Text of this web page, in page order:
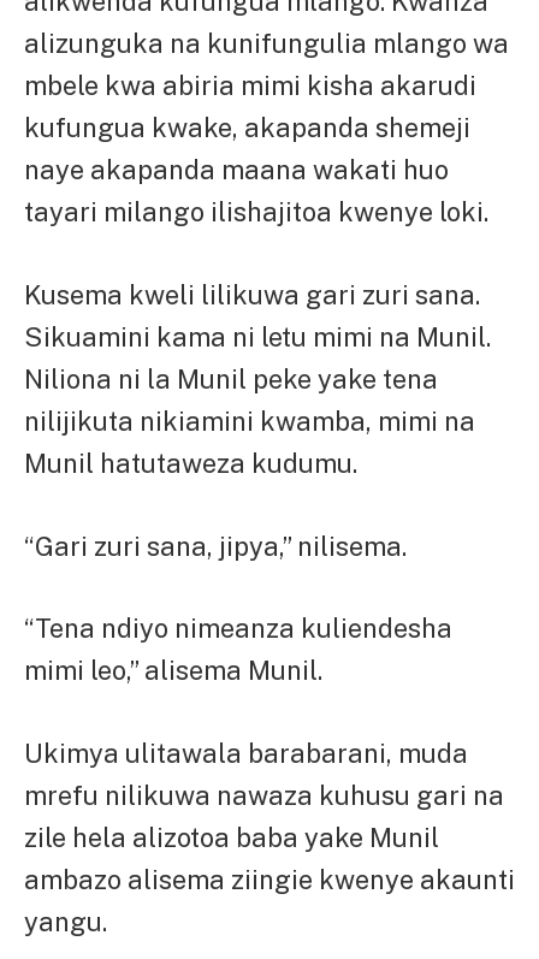
alizunguka na kunifungulia mlango wa
mbele kwa abiria mimi kisha akarudi
kufungua kwake, akapanda shemeji
naye akapanda maana wakati huo
tayari milango ilishajitoa kwenye loki.
Kusema kweli lilikuwa gari zuri sana.
Sikuamini kama ni letu mimi na Munil.
Niliona ni la Munil peke yake tena
nilijikuta nikiamini kwamba, mimi na
Munil hatutaweza kudumu.
“Gari zuri sana, jipya,” nilisema.
“Tena ndiyo nimeanza kuliendesha
mimi leo,” alisema Munil.
Ukimya ulitawala barabarani, muda
mrefu nilikuwa nawaza kuhusu gari na
zile hela alizotoa baba yake Munil
ambazo alisema ziingie kwenye akaunti
yangu.